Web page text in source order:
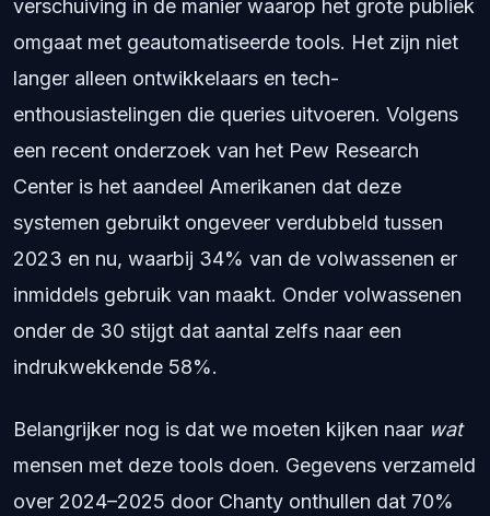
verschuiving in de manier waarop het grote publiek
omgaat met geautomatiseerde tools. Het zijn niet
langer alleen ontwikkelaars en tech-
enthousiastelingen die queries uitvoeren. Volgens
een recent onderzoek van het Pew Research
Center is het aandeel Amerikanen dat deze
systemen gebruikt ongeveer verdubbeld tussen
2023 en nu, waarbij 34% van de volwassenen er
inmiddels gebruik van maakt. Onder volwassenen
onder de 30 stijgt dat aantal zelfs naar een
indrukwekkende 58%.
Belangrijker nog is dat we moeten kijken naar wat
mensen met deze tools doen. Gegevens verzameld
over 2024–2025 door Chanty onthullen dat 70%